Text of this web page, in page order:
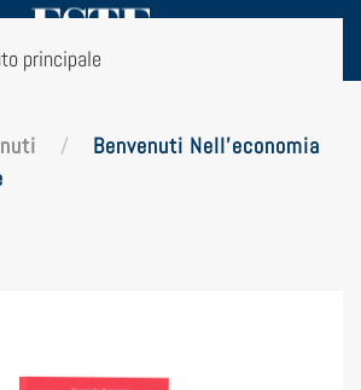
principale
Benvenuti Nell’economia